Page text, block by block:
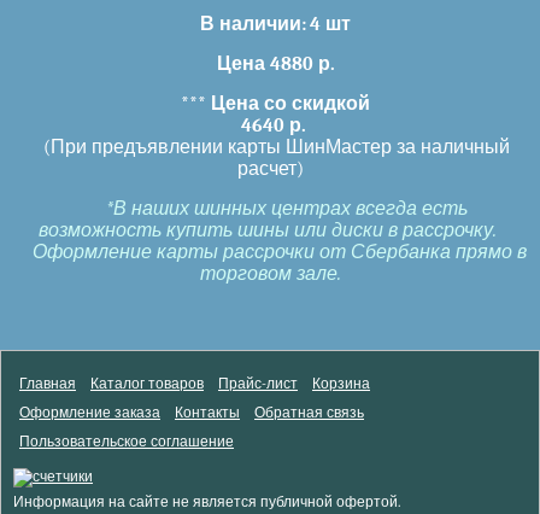
В наличии:4 шт
Цена 4880 р.
*** Цена со скидкой
4640 р.
(При предъявлении карты ШинМастер за наличный
расчет)
*В наших шинных центрах всегда есть
возможность купить шины или диски в рассрочку.
Оформление карты рассрочки от Сбербанка прямо в
торговом зале.
Главная Каталог товаров Прайс-лист
Корзина
Оформление заказа
Контакты
Обратная связь
Пользовательское соглашение
Информация на сайте не является публичной офертой.